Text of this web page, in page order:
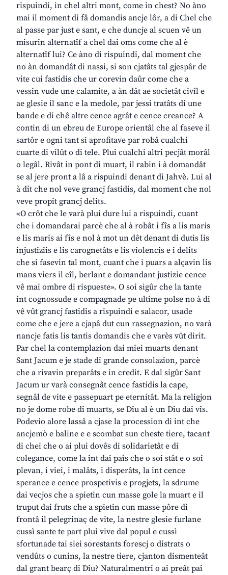
rispuindi, in chel altri mont, come in chest? No àno
mai il moment di fâ domandis ancje lôr, a di Chel che
al passe par just e sant, e che duncje al scuen vê un
misurin alternatîf a chel dai oms come che al è
alternatîf lui? Ce àno di rispuindi, dal moment che
no àn domandât di nassi, si son cjatâts tal gjespâr de
vite cui fastidis che ur corevin daûr come che a
vessin vude une calamite, a àn dât ae societât civîl e
ae glesie il sanc e la medole, par jessi tratâts di une
bande e di chê altre cence agrât e cence creance? A
contin di un ebreu de Europe orientâl che al faseve il
sartôr e ogni tant si aprofitave par robâ cualchi
cuarte di vilût o di tele. Plui cualchi altri pecjât morâl
o legâl. Rivât in pont di muart, il rabin i à domandât
se al jere pront a lâ a rispuindi denant di Jahvè. Lui al
à dit che nol veve grancj fastidis, dal moment che nol
veve propit grancj delits.
«O crôt che le varà plui dure lui a rispuindi, cuant
che i domandarai parcè che al à robât i fîs a lis maris
e lis maris ai fîs e nol à mot un dêt denant di dutis lis
injustiziis e lis carognetâts e lis violencis e i delits
che si fasevin tal mont, cuant che i puars a alçavin lis
mans viers il cîl, berlant e domandant justizie cence
vê mai ombre di rispueste». O soi sigûr che la tante
int cognossude e compagnade pe ultime polse no à di
vê vût grancj fastidis a rispuindi e salacor, usade
come che e jere a cjapâ dut cun rassegnazion, no varà
nancje fatis lis tantis domandis che e varès vût dirit.
Par chel la contemplazion dai miei muarts denant
Sant Jacum e je stade di grande consolazion, parcè
che a rivavin preparâts e in credit. E dal sigûr Sant
Jacum ur varà consegnât cence fastidis la cape,
segnâl de vite e passepuart pe eternitât. Ma la religjon
no je dome robe di muarts, se Diu al è un Diu dai vîs.
Podevio alore lassâ a cjase la procession di int che
ancjemò e baline e e scombat sun cheste tiere, tacant
di chei che o ai plui dovês di solidarietât e di
colegance, come la int dai paîs che o soi stât e o soi
plevan, i viei, i malâts, i disperâts, la int cence
sperance e cence prospetivis e progjets, la sdrume
dai vecjos che a spietin cun masse gole la muart e il
truput dai fruts che a spietin cun masse pôre di
frontâ il pelegrinaç de vite, la nestre glesie furlane
cussì sante te part plui vive dal popul e cussì
sfortunade tai siei sorestants forescj o distrats o
vendûts o cunins, la nestre tiere, cjanton dismenteât
dal grant bearç di Diu? Naturalmentri o ai preât pai